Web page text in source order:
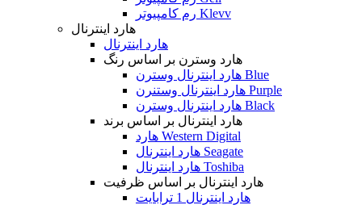
رم کامپیوتر Klevv
هارد اینترنال
هارد اینترنال
هارد وسترن بر اساس رنگ
هارد اینترنال وسترن Blue
هارد اینترنال وستنرن Purple
هارد اینترنال وسترن Black
هارد اینترنال بر اساس برند
هارد Western Digital
هارد اینترنال Seagate
هارد اینترنال Toshiba
هارد اینترنال بر اساس ظرفیت
هارد اینترنال 1 ترابایت